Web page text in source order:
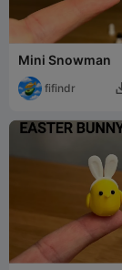
Mini Snowman
fifindr